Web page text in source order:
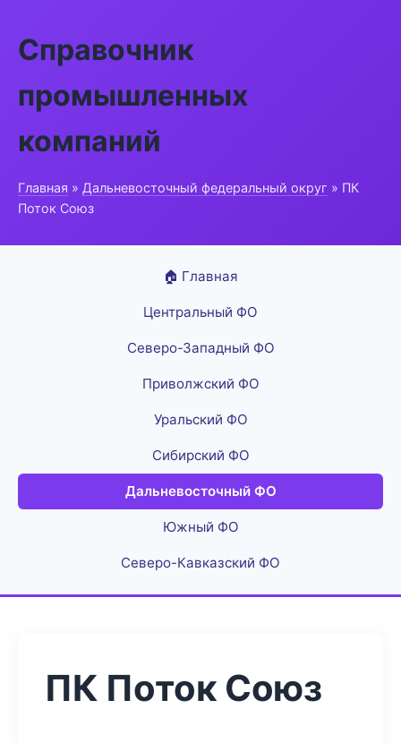
Справочник
промышленных
компаний
Главная » Дальневосточный федеральный округ » ПК
Поток Союз
🏠 Главная
Центральный ФО
Северо-Западный ФО
Приволжский ФО
Уральский ФО
Сибирский ФО
Дальневосточный ФО
Южный ФО
Северо-Кавказский ФО
ПК Поток Союз